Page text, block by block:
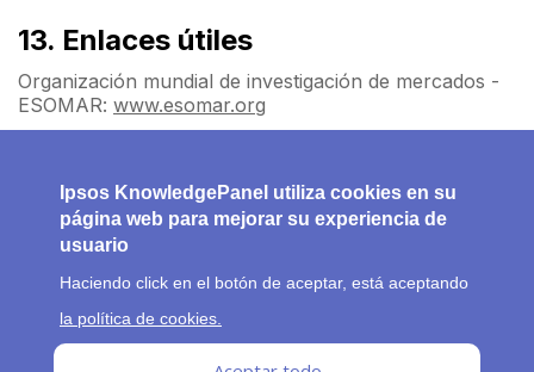
13. Enlaces útiles
Organización mundial de investigación de mercados -
ESOMAR: www.esomar.org
Sobre nosotros Preguntas frecuentes
Ipsos KnowledgePanel utiliza cookies en su
página web para mejorar su experiencia de
usuario
Haciendo click en el botón de aceptar, está aceptando
la política de cookies.